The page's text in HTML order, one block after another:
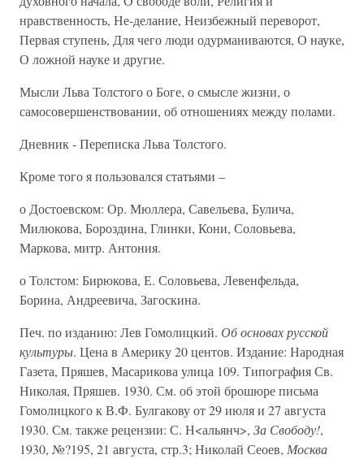
нравственность, Не-делание, Неизбежный переворот,
Первая ступень, Для чего люди одурманиваются, О науке,
О ложной науке и другие.
Мысли Льва Толстого о Боге, о смысле жизни, о
самосовершенствовании, об отношениях между полами.
Дневник - Переписка Льва Толстого.
Кроме того я пользовался статьями –
о Достоевском: Ор. Мюллера, Савельева, Булича,
Милюкова, Бороздина, Глинки, Кони, Соловьева,
Маркова, митр. Антония.
о Толстом: Бирюкова, Е. Соловьева, Левенфельда,
Борина, Андреевича, Загоскина.
Печ. по изданию: Лев Гомолицкий. Об основах русской
культуры. Цена в Америку 20 центов. Издание: Народная
Газета, Пряшев, Масарикова улица 109. Типография Св.
Николая, Пряшев. 1930. См. об этой брошюре письма
Гомолицкого к В.Ф. Булгакову от 29 июля и 27 августа
1930. См. также рецензии: С. Н<альянч>, За Свободу!,
1930, №?195, 21 августа, стр.3; Николай Сеоев, Москва